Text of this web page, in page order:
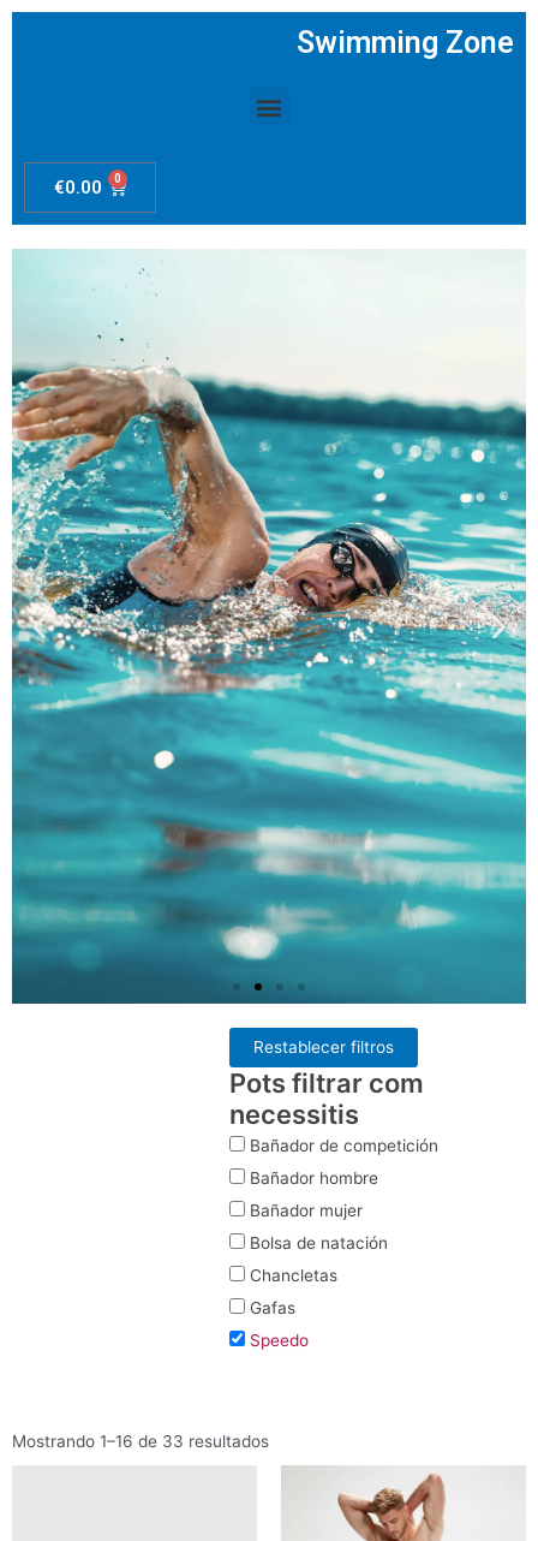
Swimming Zone
Menú
€0.00 0 Carrito
Diapositiva
anterior
Restablecer filtros
Pots filtrar com
necessitis
Bañador de competición
Bañador hombre
Bañador mujer
Bolsa de natación
Chancletas
Gafas
Speedo
Mostrando 1–16 de 33 resultados